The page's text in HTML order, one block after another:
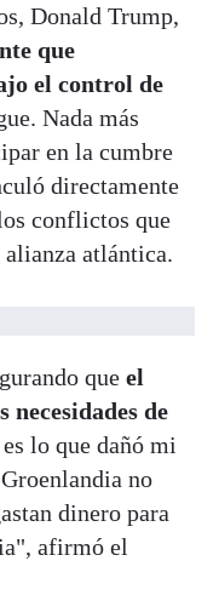
Donald Trump,
que
el control de
Nada más
en la cumbre
directamente
conflictos que
alianza atlántica.
que el
necesidades de
lo que dañó mi
no
dinero para
afirmó el